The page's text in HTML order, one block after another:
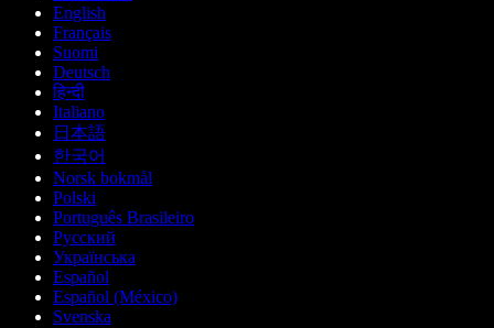
English
Français
Suomi
Deutsch
हिन्दी
Italiano
日本語
한국어
Norsk bokmål
Polski
Português Brasileiro
Русский
Українська
Español
Español (México)
Svenska